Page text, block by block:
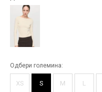
Одбери големина:
XS S M L